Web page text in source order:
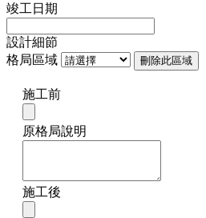
竣工日期
設計細節
格局區域
刪除此區域
施工前
原格局說明
施工後